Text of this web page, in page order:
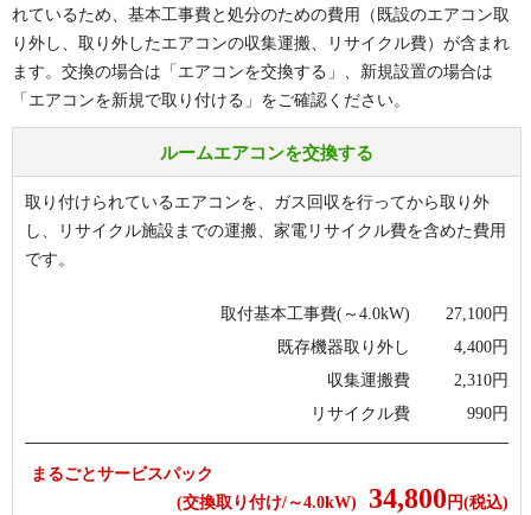
れているため、基本工事費と処分のための費用（既設のエアコン取
り外し、取り外したエアコンの収集運搬、リサイクル費）が含まれ
ます。交換の場合は「エアコンを交換する」、新規設置の場合は
「エアコンを新規で取り付ける」をご確認ください。
ルームエアコンを交換する
取り付けられているエアコンを、ガス回収を行ってから取り外
し、リサイクル施設までの運搬、家電リサイクル費を含めた費用
です。
取付基本工事費(～4.0kW) 27,100円
既存機器取り外し
4,400円
収集運搬費
2,310円
リサイクル費
990円
まるごとサービスパック
(交換取り付け/～4.0kW)
34,800 円(税込)